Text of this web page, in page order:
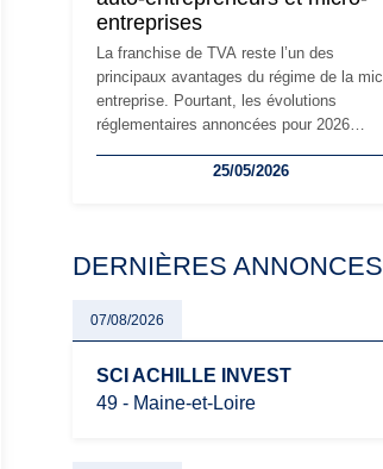
surprises.
entreprises
La franchise de TVA reste l’un des
principaux avantages du régime de la
entreprise. Pourtant, les évolutions
réglementaires annoncées pour 2026
les auto-entrepreneurs, artisans et
évoluent dans un contexte de contrôle
oblige les indépendants à rester
particulièrement vigilants.
25/05/2026
DERNIÈRES ANNONCES
07/08/2026
SCI ACHILLE INVEST
49 - Maine-et-Loire